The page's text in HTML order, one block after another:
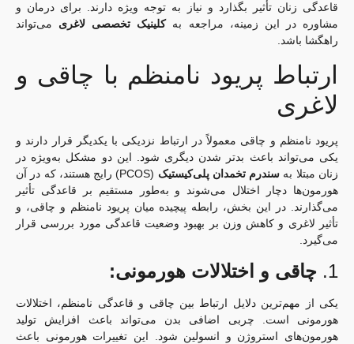
قاعدگی زنان تأثیر بگذارد و نیاز به توجه ویژه دارند. برای درمان و
مشاوره در این زمینه، مراجعه بهکلینیک تخصصی لاغریمی‌تواند
راهگشا باشد.
ارتباط پریود نامنظم با چاقی و
لاغری
پریود نامنظم و چاقی معمولاً در ارتباط نزدیکی با یکدیگر قرار دارند و
یکی می‌تواند باعث بدتر شدن دیگری شود. این دو مشکل به‌ویژه در
زنان مبتلا بهسندرم تخمدان پلی‌کیستیک
(PCOS) رایج هستند، که در آن
هورمون‌ها دچار اختلال می‌شوند و به‌طور مستقیم بر قاعدگی تأثیر
می‌گذارند. در این بخش، رابطه پیچیده میان پریود نامنظم و چاقی، و
تأثیر لاغری و کاهش وزن بر بهبود وضعیت قاعدگی مورد بررسی قرار
می‌گیرد.
1. چاقی و اختلالات هورمونی:
یکی از مهم‌ترین دلایل ارتباط بین چاقی و قاعدگی نامنظم، اختلالات
هورمونی است. چربی اضافی بدن می‌تواند باعث افزایش تولید
هورمون‌های استروژن و انسولین شود. این تغییرات هورمونی باعث